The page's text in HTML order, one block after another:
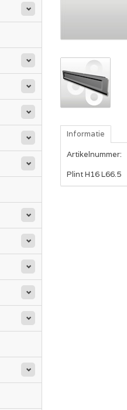
Informatie
Artikelnummer:
Plint H16 L66.5